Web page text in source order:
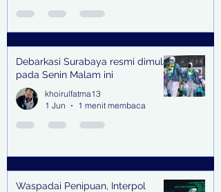
Debarkasi Surabaya resmi dimulai
pada Senin Malam ini
khoirulfatma13
1 Jun
1 menit membaca
Waspadai Penipuan, Interpol